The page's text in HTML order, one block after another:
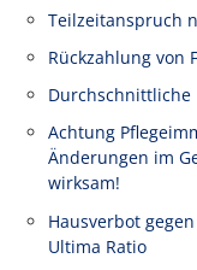
Teilzeitanspruch
Rückzahlung von
Durchschnittliche
Achtung
Änderungen im
wirksam!
Hausverbot
Ultima Ratio